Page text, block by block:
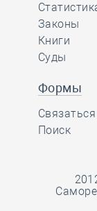
Законы
Книги
Суды
Формы
Связаться
Поиск